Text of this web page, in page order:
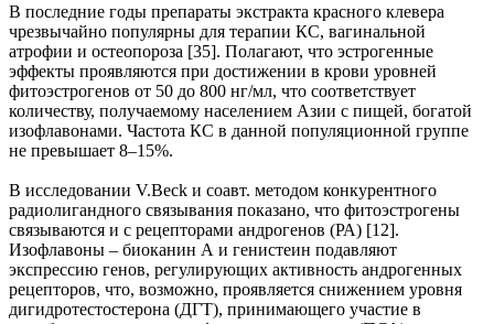
В последние годы препараты экстракта красного клевера
чрезвычайно популярны для терапии КС, вагинальной
атрофии и остеопороза [35]. Полагают, что эстрогенные
эффекты проявляются при достижении в крови уровней
фитоэстрогенов от 50 до 800 нг/мл, что соответствует
количеству, получаемому населением Азии с пищей, богатой
изофлавонами. Частота КС в данной популяционной группе
не превышает 8–15%.
В исследовании V.Beck и cоавт. методом конкурентного
радиолигандного связывания показано, что фитоэстрогены
связываются и с рецепторами андрогенов (РА) [12].
Изофлавоны – биоканин А и генистеин подавляют
экспрессию генов, регулирующих активность андрогенных
рецепторов, что, возможно, проявляется снижением уровня
дигидротестостерона (ДГТ), принимающего участие в